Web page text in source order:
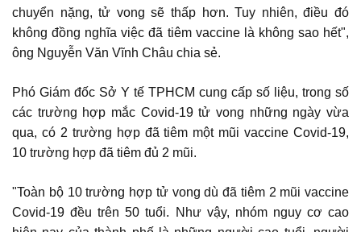
chuyển nặng, tử vong sẽ thấp hơn. Tuy nhiên, điều đó
không đồng nghĩa việc đã tiêm vaccine là không sao hết",
ông Nguyễn Văn Vĩnh Châu chia sẻ.
Phó Giám đốc Sở Y tế TPHCM cung cấp số liệu, trong số
các trường hợp mắc Covid-19 tử vong những ngày vừa
qua, có 2 trường hợp đã tiêm một mũi vaccine Covid-19,
10 trường hợp đã tiêm đủ 2 mũi.
"Toàn bộ 10 trường hợp tử vong dù đã tiêm 2 mũi vaccine
Covid-19 đều trên 50 tuổi. Như vậy, nhóm nguy cơ cao